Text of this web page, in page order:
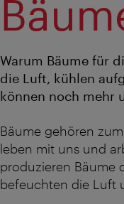
Warum Bäume für
die Luft, kühlen
können noch mehr
Bäume gehören
leben mit uns und
produzieren Bäume
befeuchten die Luft